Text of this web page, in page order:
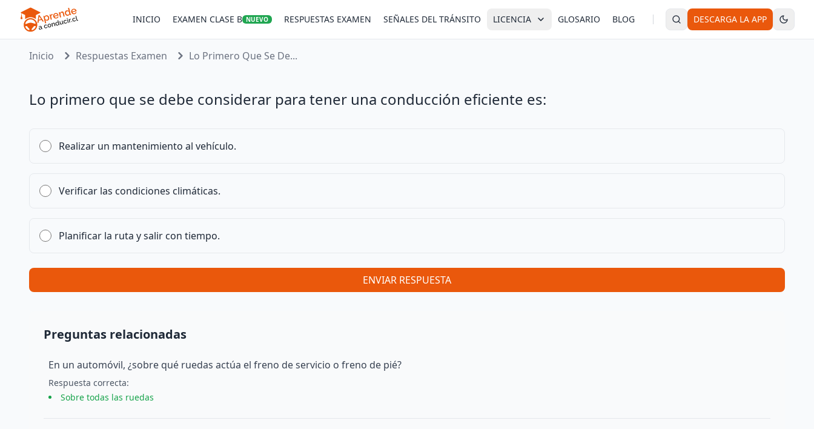
INICIO EXAMEN CLASE B NUEVO RESPUESTAS EXAMEN SEÑALES DEL TRÁNSITO LICENCIA GLOSARIO BLOG DESCARGA LA APP
Inicio Respuestas Examen Lo Primero Que Se De...
Lo primero que se debe considerar para tener una conducción eficiente es:
Realizar un mantenimiento al vehículo.
Verificar las condiciones climáticas.
Planificar la ruta y salir con tiempo.
ENVIAR RESPUESTA
Preguntas relacionadas
En un automóvil, ¿sobre qué ruedas actúa el freno de servicio o freno de pié?
Respuesta correcta:
Sobre todas las ruedas